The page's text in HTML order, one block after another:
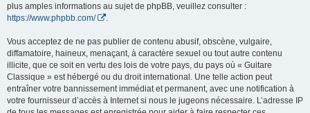
plus amples informations au sujet de phpBB, veuillez consulter :
https://www.phpbb.com/
Vous acceptez de ne pas publier de contenu abusif, obscène, vulgaire,
diffamatoire, haineux, menaçant, à caractère sexuel ou tout autre contenu
illicite, que ce soit en vertu des lois de votre pays, du pays où « Guitare
Classique » est hébergé ou du droit international. Une telle action peut
entraîner votre bannissement immédiat et permanent, avec une notification à
votre fournisseur d’accès à Internet si nous le jugeons nécessaire. L’adresse IP